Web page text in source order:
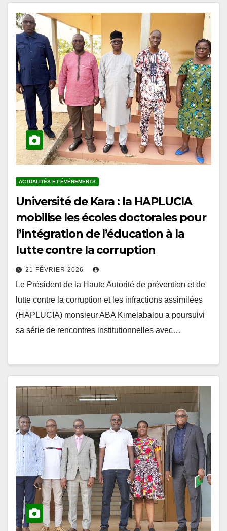
Université de Kara : la HAPLUCIA
mobilise les écoles doctorales pour
l’intégration de l’éducation à la
lutte contre la corruption
Le Président de la Haute Autorité de prévention et de
lutte contre la corruption et les infractions assimilées
(HAPLUCIA) monsieur ABA Kimelabalou a poursuivi
sa série de rencontres institutionnelles avec…